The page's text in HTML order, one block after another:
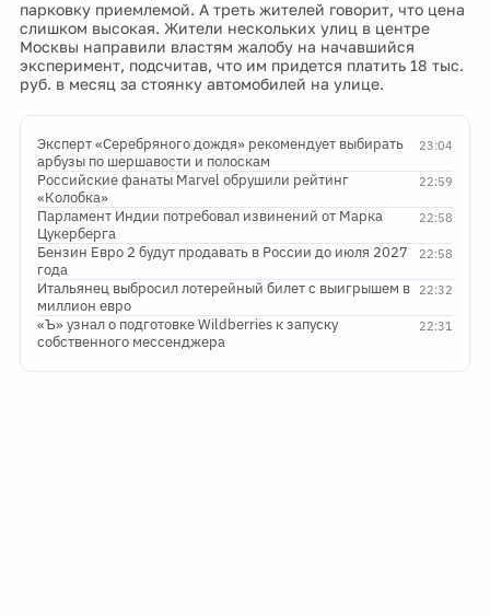
парковку приемлемой. А треть жителей говорит, что цена
слишком высокая. Жители нескольких улиц в центре
Москвы направили властям жалобу на начавшийся
эксперимент, подсчитав, что им придется платить 18 тыс.
руб. в месяц за стоянку автомобилей на улице.
23:04
Эксперт «Серебряного дождя» рекомендует выбирать
арбузы по шершавости и полоскам
22:59
Российские фанаты Marvel обрушили рейтинг
«Колобка»
22:58
Парламент Индии потребовал извинений от Марка
Цукерберга
22:58
Бензин Евро 2 будут продавать в России до июля 2027
года
22:32
Итальянец выбросил лотерейный билет с выигрышем в
миллион евро
22:31
«Ъ» узнал о подготовке Wildberries к запуску
собственного мессенджера